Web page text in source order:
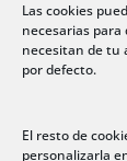
Las cookies
necesarias
necesitan de tu
por defecto.
El resto de
personalizarla
